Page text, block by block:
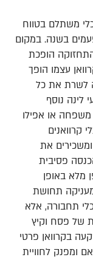
משתלם בטווח
בשנה. במקום
הופכת
עצמו הופך
לשרת את כל
נוסף
משפחה או אפילו
קרוואנים
את
פסיבית
מלא באופן
מעניקה תחושת
תחבורה, אלא
של פסח וקיץ
בקרוואן פרטי
ומפנק לחוויית